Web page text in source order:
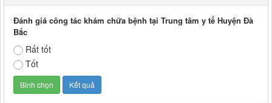
Đánh giá công tác khám chữa bệnh tại Trung tâm y tế Huyện Đà
Bắc
Rất tốt
Tốt